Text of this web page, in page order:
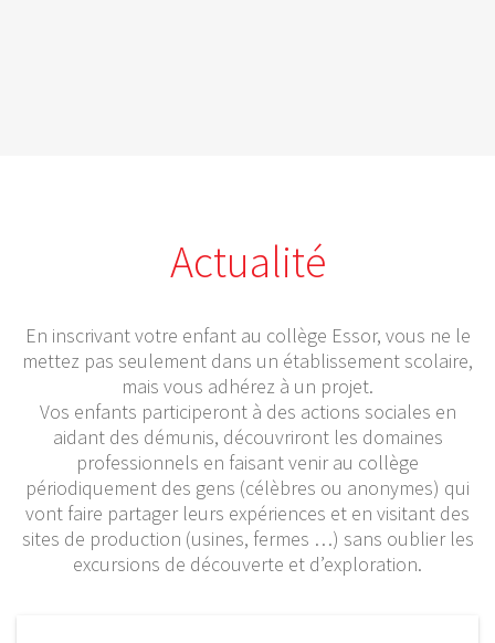
Actualité
En inscrivant votre enfant au collège Essor, vous ne le
mettez pas seulement dans un établissement scolaire,
mais vous adhérez à un projet.
Vos enfants participeront à des actions sociales en
aidant des démunis, découvriront les domaines
professionnels en faisant venir au collège
périodiquement des gens (célèbres ou anonymes) qui
vont faire partager leurs expériences et en visitant des
sites de production (usines, fermes …) sans oublier les
excursions de découverte et d’exploration.